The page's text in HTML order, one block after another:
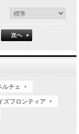
次へ
ルチェ
ズフロンティア